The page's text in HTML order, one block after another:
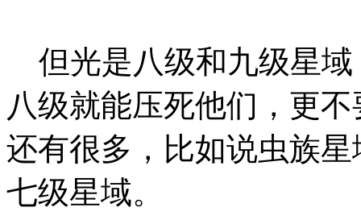
但光是八级和九级星域
八级就能压死他们，更
还有很多，比如说虫族
七级星域。